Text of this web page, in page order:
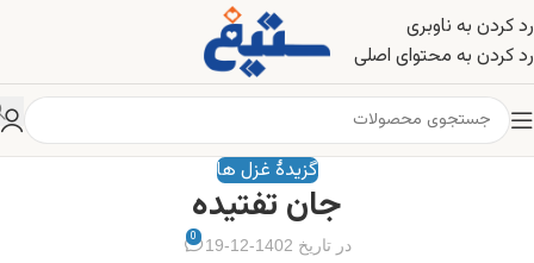
رد کردن به ناوبری
رد کردن به محتوای اصلی
گزیدۀ غزل ها
جان تفتیده
در تاریخ 1402-12-19 0